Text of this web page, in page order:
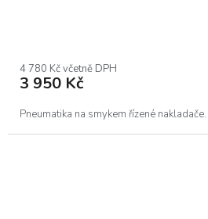
4 780 Kč včetně DPH
3 950 Kč
Pneumatika na smykem řízené nakladače.